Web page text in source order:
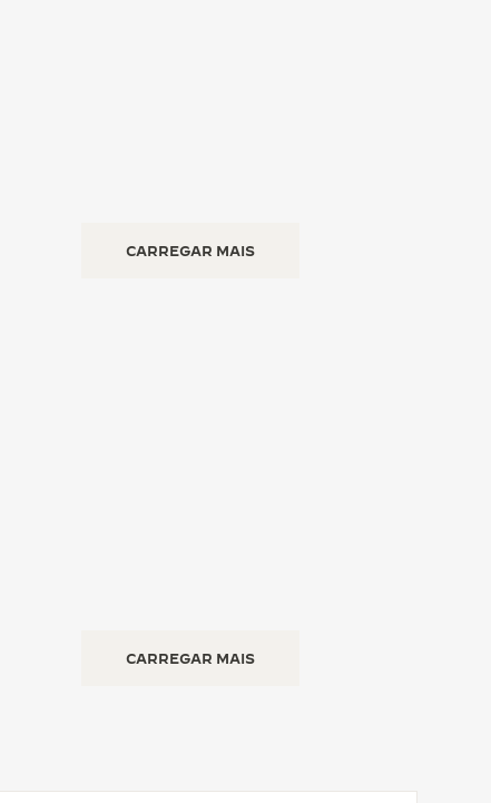
CARREGAR MAIS
CARREGAR MAIS